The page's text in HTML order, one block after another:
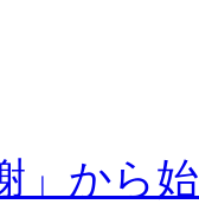
」から